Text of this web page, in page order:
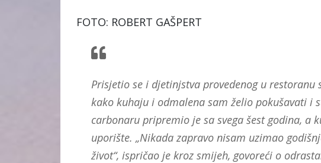
FOTO: ROBERT GAŠPERT
Prisjetio se i djetinjstva provedenog u
kako kuhaju i odmalena sam želio pokušavati i
carbonaru pripremio je sa svega šest godina,
uporište. „Nikada zapravo nisam uzimao
život“, ispričao je kroz smijeh, govoreći o